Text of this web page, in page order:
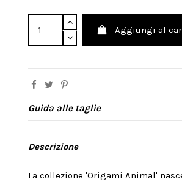
Aggiungi al
Guida alle taglie
Descrizione
La collezione 'Origami Animal'